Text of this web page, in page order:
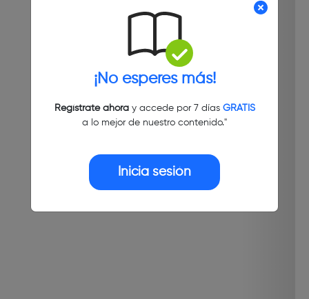
¡No esperes más!
Regístrate ahoray accede por 7 días GRATIS
a lo mejor de nuestro contenido."
Inicia sesión